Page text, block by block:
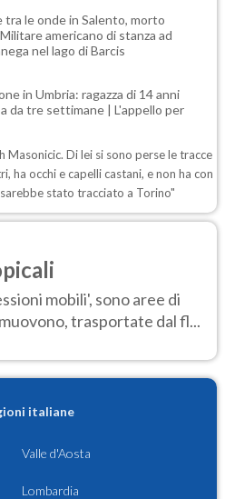
tra le onde in Salento, morto
americano di stanza ad
nel lago di Barcis
in Umbria: ragazza di 14 anni
da tre settimane | L'appello per
Masonicic. Di lei si sono perse le tracce
ha occhi e capelli castani, e non ha con
stato tracciato a Torino"
mobili', sono aree di
trasportate dal fl...
italiane
Valle d'Aosta
Lombardia